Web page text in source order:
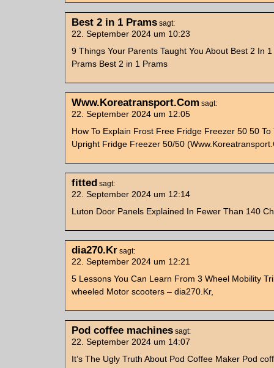
Best 2 in 1 Prams sagt:
22. September 2024 um 10:23
9 Things Your Parents Taught You About Best 2 In 1
Prams Best 2 in 1 Prams
Www.Koreatransport.Com sagt:
22. September 2024 um 12:05
How To Explain Frost Free Fridge Freezer 50 50 To
Upright Fridge Freezer 50/50
fitted sagt:
22. September 2024 um 12:14
Luton Door Panels Explained In Fewer Than 140
dia270.Kr sagt:
22. September 2024 um 12:21
5 Lessons You Can Learn From 3 Wheel Mobility
wheeled Motor scooters – dia270.Kr,
Pod coffee machines sagt:
22. September 2024 um 14:07
It’s The Ugly Truth About Pod Coffee Maker Pod